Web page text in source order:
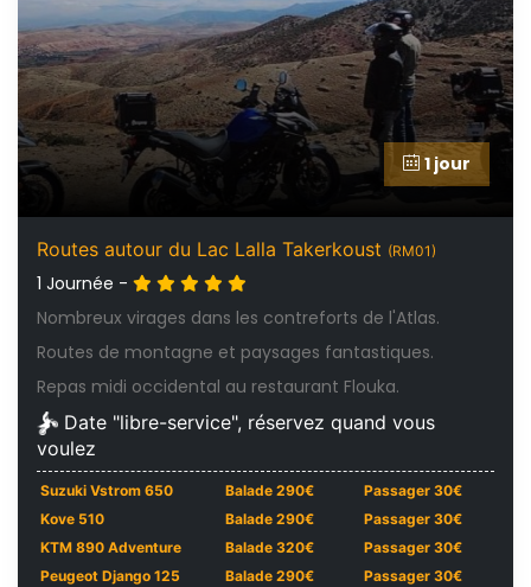
1 jour
Routes autour du Lac Lalla Takerkoust (RM01)
1 Journée -
Nombreux virages dans les contreforts de l'Atlas.
Routes de montagne et paysages fantastiques.
Repas midi occidental au restaurant Flouka.
Date "libre-service", réservez quand vous
voulez
Suzuki Vstrom 650 Balade 290€
Passager 30€
Kove 510
Balade 290€
Passager 30€
KTM 890 Adventure
Balade 320€
Passager 30€
Peugeot Django 125
Balade 290€ Passager 30€